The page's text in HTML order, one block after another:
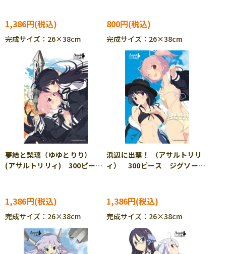
1,386円
完成サイズ：26×38cm
800円
完成サイズ：26×38cm
夢結と梨璃（ゆゆとりり）
(アサルトリリィ) 300ピー
1,386円
完成サイズ：26×38cm
浜辺に出撃！ （アサルトリリ
ィ） 300ピース ジグソーパ
1,386円
完成サイズ：26×38cm